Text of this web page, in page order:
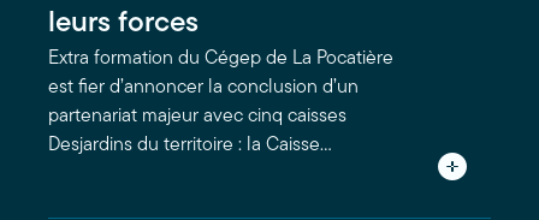
leurs forces
Extra formation du Cégep de La Pocatière
est fier d’annoncer la conclusion d’un
partenariat majeur avec cinq caisses
Desjardins du territoire : la Caisse…